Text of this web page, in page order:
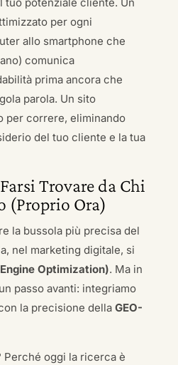
per ogni
allo smartphone che
comunica
prima ancora che
parola. Un sito
per correre, eliminando
del tuo cliente e la tua
Trovare da Chi
(Proprio Ora)
la bussola più precisa del
nel marketing digitale, si
Optimization). Ma in
passo avanti: integriamo
la precisione della GEO-
Perché oggi la ricerca è